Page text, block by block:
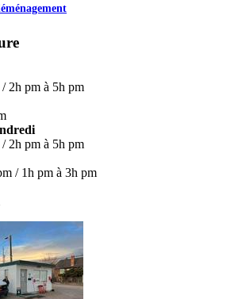
/2h pm à 5h pm
/2h pm à 5h pm
/ 1h pm à 3h pm